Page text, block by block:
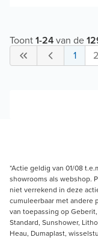
Toont1-24van de
1
2
*Actie geldig van 01/08
showrooms als webshop.
niet verrekend in deze
cumuleerbaar met andere
van toepassing op
Standard, Sunshower,
Heau, Dumaplast,